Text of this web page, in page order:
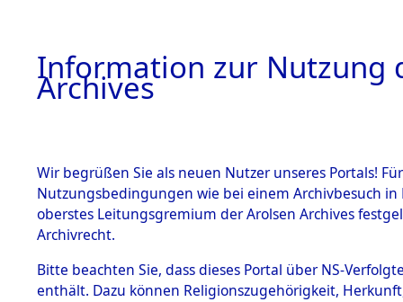
BESTÄNDE
Information zur Nutzung
Archives
Wir begrüßen Sie als neuen Nutzer unseres Portals!
Nutzungsbedingungen wie bei einem Archivbesuch
oberstes Leitungsgremium der Arolsen Archives
Archivrecht.
Bitte beachten Sie, dass dieses Portal über NS-
enthält. Dazu können Religionszugehörigkeit,